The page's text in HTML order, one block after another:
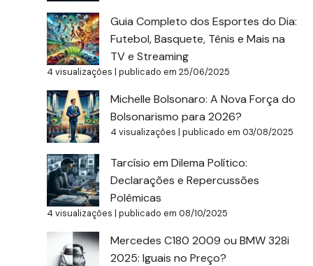
Guia Completo dos Esportes do Dia:
Futebol, Basquete, Tênis e Mais na
TV e Streaming
4 visualizações |publicado em 25/06/2025
Michelle Bolsonaro: A Nova Força do
Bolsonarismo para 2026?
4 visualizações |publicado em 03/08/2025
Tarcísio em Dilema Político:
Declarações e Repercussões
Polêmicas
4 visualizações |publicado em 08/10/2025
Mercedes C180 2009 ou BMW 328i
2025: Iguais no Preço?